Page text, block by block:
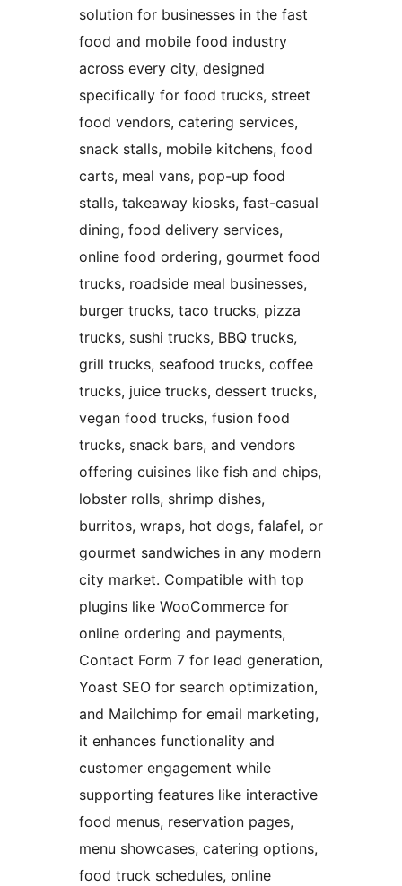
solution for businesses in the fast
food and mobile food industry
across every city, designed
specifically for food trucks, street
food vendors, catering services,
snack stalls, mobile kitchens, food
carts, meal vans, pop-up food
stalls, takeaway kiosks, fast-casual
dining, food delivery services,
online food ordering, gourmet food
trucks, roadside meal businesses,
burger trucks, taco trucks, pizza
trucks, sushi trucks, BBQ trucks,
grill trucks, seafood trucks, coffee
trucks, juice trucks, dessert trucks,
vegan food trucks, fusion food
trucks, snack bars, and vendors
offering cuisines like fish and chips,
lobster rolls, shrimp dishes,
burritos, wraps, hot dogs, falafel, or
gourmet sandwiches in any modern
city market. Compatible with top
plugins like WooCommerce for
online ordering and payments,
Contact Form 7 for lead generation,
Yoast SEO for search optimization,
and Mailchimp for email marketing,
it enhances functionality and
customer engagement while
supporting features like interactive
food menus, reservation pages,
menu showcases, catering options,
food truck schedules, online